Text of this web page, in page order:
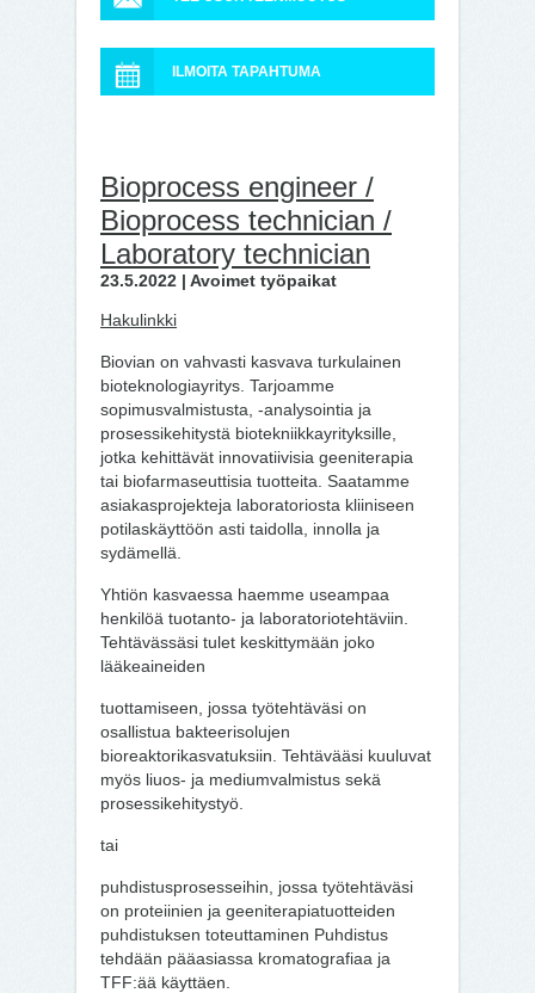
ILMOITA TAPAHTUMA
Bioprocess engineer /
Bioprocess technician /
Laboratory technician
23.5.2022 | Avoimet työpaikat
Hakulinkki
Biovian on vahvasti kasvava turkulainen
bioteknologiayritys. Tarjoamme
sopimusvalmistusta, -analysointia ja
prosessikehitystä biotekniikkayrityksille,
jotka kehittävät innovatiivisia geeniterapia
tai biofarmaseuttisia tuotteita. Saatamme
asiakasprojekteja laboratoriosta kliiniseen
potilaskäyttöön asti taidolla, innolla ja
sydämellä.
Yhtiön kasvaessa haemme useampaa
henkilöä tuotanto- ja laboratoriotehtäviin.
Tehtävässäsi tulet keskittymään joko
lääkeaineiden
tuottamiseen, jossa työtehtäväsi on
osallistua bakteerisolujen
bioreaktorikasvatuksiin. Tehtävääsi kuuluvat
myös liuos- ja mediumvalmistus sekä
prosessikehitystyö.
tai
puhdistusprosesseihin, jossa työtehtäväsi
on proteiinien ja geeniterapiatuotteiden
puhdistuksen toteuttaminen Puhdistus
tehdään pääasiassa kromatografiaa ja
TFF:ää käyttäen.